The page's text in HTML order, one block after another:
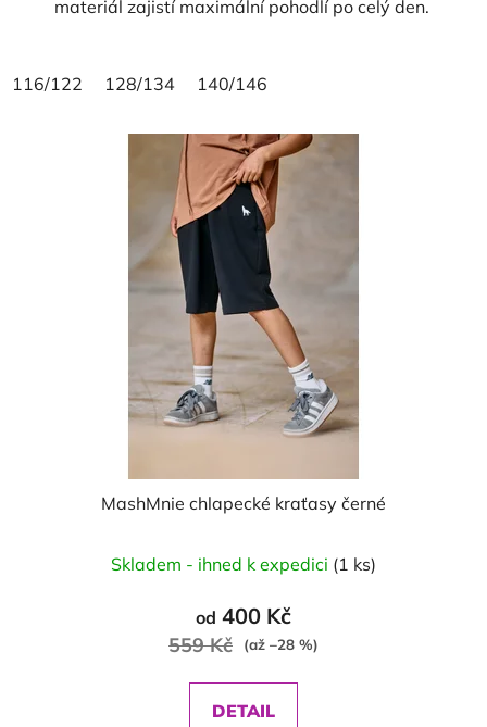
materiál zajistí maximální pohodlí po celý den.
116/122 128/134 140/146
MashMnie chlapecké kraťasy černé
Skladem - ihned k expedici (1 ks)
od 400 Kč
559 Kč (až –28 %)
DETAIL